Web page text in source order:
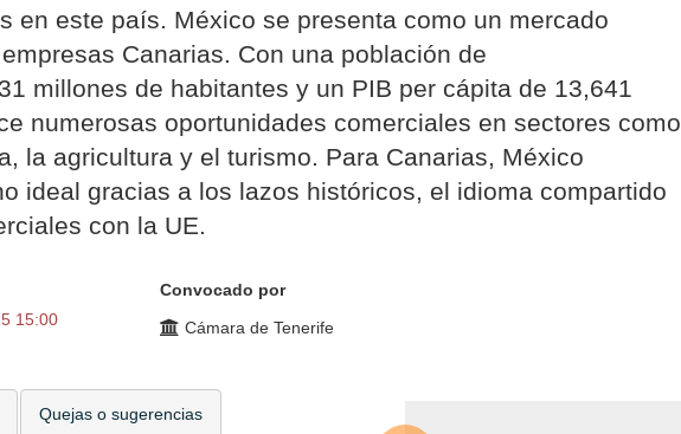
en este país. México se presenta como un mercado
Canarias. Con una población de
millones de habitantes y un PIB per cápita de 13,641
numerosas oportunidades comerciales en sectores como
la agricultura y el turismo. Para Canarias, México
ideal gracias a los lazos históricos, el idioma compartido
con la UE.
15:00
Convocado por
Cámara de Tenerife
Quejas o sugerencias